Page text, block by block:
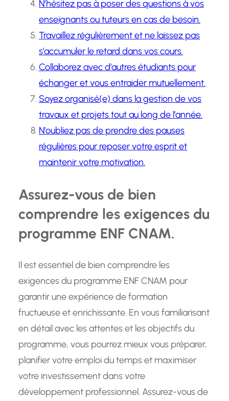
N’hésitez pas à poser des questions à vos
enseignants ou tuteurs en cas de besoin.
Travaillez régulièrement et ne laissez pas
s’accumuler le retard dans vos cours.
Collaborez avec d’autres étudiants pour
échanger et vous entraider mutuellement.
Soyez organisé(e) dans la gestion de vos
travaux et projets tout au long de l’année.
N’oubliez pas de prendre des pauses
régulières pour reposer votre esprit et
maintenir votre motivation.
Assurez-vous de bien
comprendre les exigences du
programme ENF CNAM.
Il est essentiel de bien comprendre les
exigences du programme ENF CNAM pour
garantir une expérience de formation
fructueuse et enrichissante. En vous familiarisant
en détail avec les attentes et les objectifs du
programme, vous pourrez mieux vous préparer,
planifier votre emploi du temps et maximiser
votre investissement dans votre
développement professionnel. Assurez-vous de